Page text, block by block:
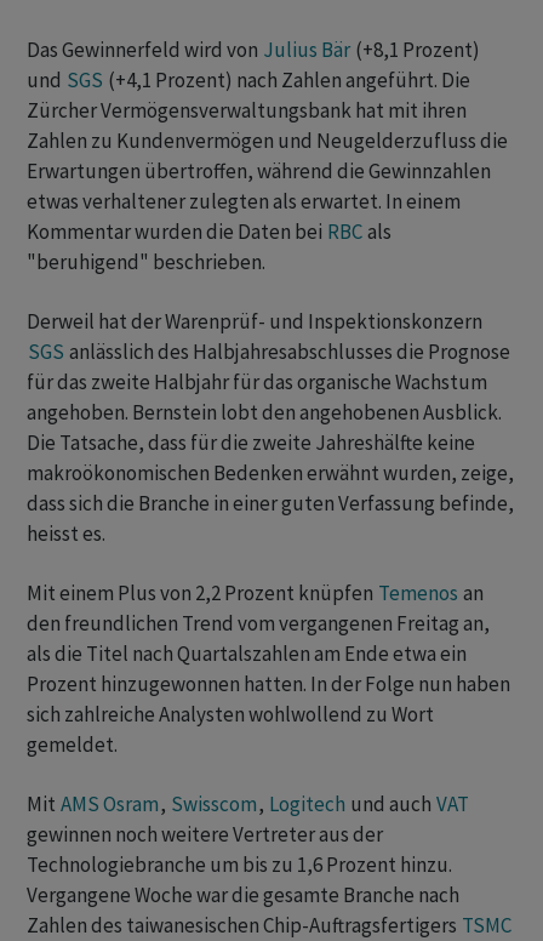
Das Gewinnerfeld wird von Julius Bär (+8,1 Prozent)
und SGS (+4,1 Prozent) nach Zahlen angeführt. Die
Zürcher Vermögensverwaltungsbank hat mit ihren
Zahlen zu Kundenvermögen und Neugelderzufluss die
Erwartungen übertroffen, während die Gewinnzahlen
etwas verhaltener zulegten als erwartet. In einem
Kommentar wurden die Daten bei RBCals
"beruhigend" beschrieben.
Derweil hat der Warenprüf- und Inspektionskonzern
SGS anlässlich des Halbjahresabschlusses die Prognose
für das zweite Halbjahr für das organische Wachstum
angehoben. Bernstein lobt den angehobenen Ausblick.
Die Tatsache, dass für die zweite Jahreshälfte keine
makroökonomischen Bedenken erwähnt wurden, zeige,
dass sich die Branche in einer guten Verfassung befinde,
heisst es.
Mit einem Plus von 2,2 Prozent knüpfen Temenos an
den freundlichen Trend vom vergangenen Freitag an,
als die Titel nach Quartalszahlen am Ende etwa ein
Prozent hinzugewonnen hatten. In der Folge nun haben
sich zahlreiche Analysten wohlwollend zu Wort
gemeldet.
Mit AMS Osram, Swisscom, Logitech und auch VAT
gewinnen noch weitere Vertreter aus der
Technologiebranche um bis zu 1,6 Prozent hinzu.
Vergangene Woche war die gesamte Branche nach
Zahlen des taiwanesischen Chip-Auftragsfertigers TSMC